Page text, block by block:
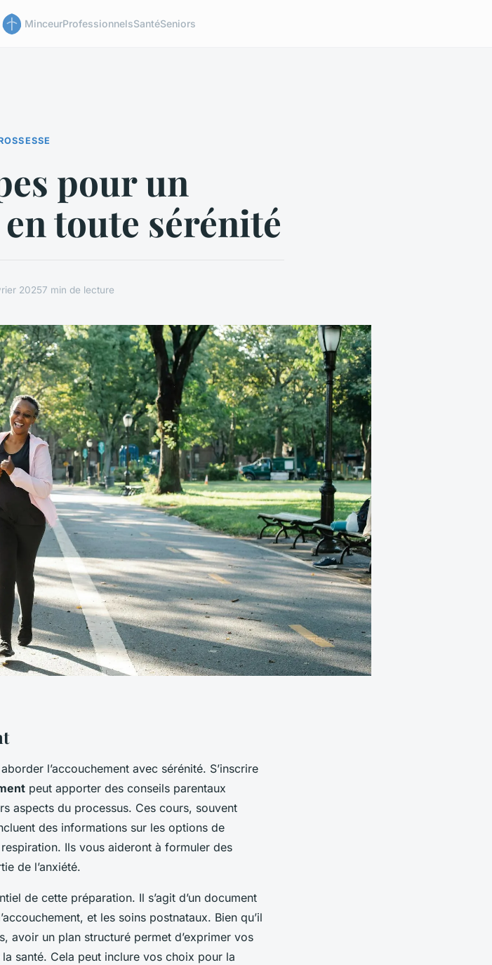
MinceurProfessionnelsSantéSeniors
pour un
toute sérénité
20257 min de lecture
l’accouchement avec sérénité. S’inscrire
peut apporter des conseils parentaux
aspects du processus. Ces cours, souvent
des informations sur les options de
Ils vous aideront à formuler des
de l’anxiété.
de cette préparation. Il s’agit d’un document
et les soins postnataux. Bien qu’il
avoir un plan structuré permet d’exprimer vos
santé. Cela peut inclure vos choix pour la